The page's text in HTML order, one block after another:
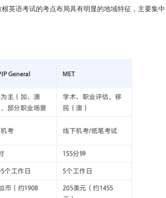
英语考试的考点布局具有明显的地域特征，主要集中